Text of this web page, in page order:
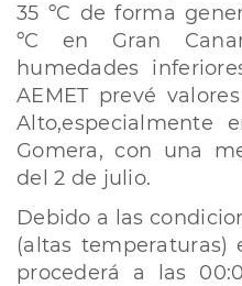
35 ºC de forma
ºC en Gran
humedades
AEMET prevé
Alto,especialmente
Gomera, con una
del 2 de julio.
Debido a las
(altas temperaturas)
procederá a las